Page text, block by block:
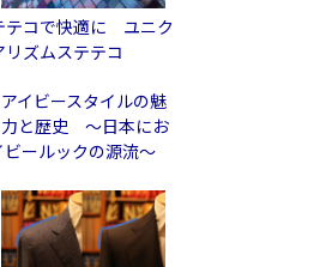
テコで快適に ユニク
リズムステテコ
アイビースタイルの魅
力と歴史 〜日本にお
ビールックの源流〜